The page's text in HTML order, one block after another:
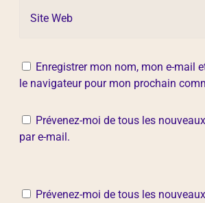
Site Web
Enregistrer mon nom, mon e-mail
le navigateur pour mon prochain
Prévenez-moi de tous les
par e-mail.
Prévenez-moi de tous les